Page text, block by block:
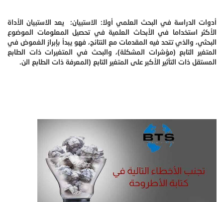
أدوات الدراسة في البحث العلمي أولا: الاستبيان: يعد الاستبيان الأداة
الأكثر استخداما في الأبحاث العلمية في تحصيل المعلومات الموضوع
البحثي، والذي تتحد فيه المقدمات مع النتائج، فهو يبدأ بإبراز الغموض في
المتغير التابع (مؤشرات المشكلة)، والبحث في المتغيرات ذات الطابع
المستقل ذات التأثير الأكبر على المتغير التابع (المعرفة ذات الطابع الن.